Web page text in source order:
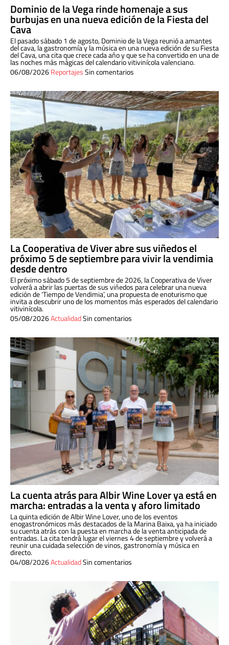
Dominio de la Vega rinde homenaje a sus
burbujas en una nueva edición de la Fiesta del
Cava
El pasado sábado 1 de agosto, Dominio de la Vega reunió a amantes
del cava, la gastronomía y la música en una nueva edición de su Fiesta
del Cava, una cita que crece cada año y que se ha convertido en una de
las noches más mágicas del calendario vitivinícola valenciano.
06/08/2026ReportajesSin comentarios
La Cooperativa de Viver abre sus viñedos el
próximo 5 de septiembre para vivir la vendimia
desde dentro
El próximo sábado 5 de septiembre de 2026, la Cooperativa de Viver
volverá a abrir las puertas de sus viñedos para celebrar una nueva
edición de ‘Tiempo de Vendimia’, una propuesta de enoturismo que
invita a descubrir uno de los momentos más esperados del calendario
vitivinícola.
05/08/2026ActualidadSin comentarios
La cuenta atrás para Albir Wine Lover ya está en
marcha: entradas a la venta y aforo limitado
La quinta edición de Albir Wine Lover, uno de los eventos
enogastronómicos más destacados de la Marina Baixa, ya ha iniciado
su cuenta atrás con la puesta en marcha de la venta anticipada de
entradas. La cita tendrá lugar el viernes 4 de septiembre y volverá a
reunir una cuidada selección de vinos, gastronomía y música en
directo.
04/08/2026ActualidadSin comentarios